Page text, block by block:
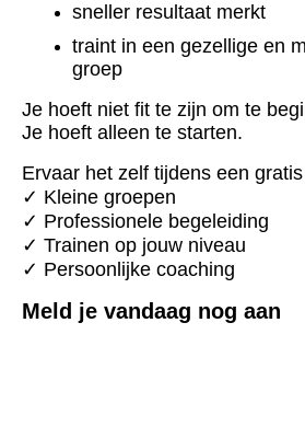
sneller resultaat merkt
traint in een gezellige en
groep
Je hoeft niet fit te zijn om te
Je hoeft alleen te starten.
Ervaar het zelf tijdens een
✓ Kleine groepen
✓ Professionele begeleiding
✓ Trainen op jouw niveau
✓ Persoonlijke coaching
Meld je vandaag nog aan